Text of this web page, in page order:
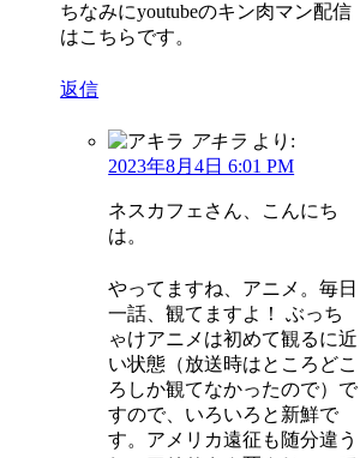
ちなみにyoutubeのキン肉マン配信
はこちらです。
返信
アキラ より:
2023年8月4日 6:01 PM
ネスカフェさん、こんにち
は。
やってますね、アニメ。毎日
一話、観てますよ！ ぶっち
ゃけアニメは初めて観るに近
い状態（放送時はところどこ
ろしか観てなかったので）で
すので、いろいろと新鮮で
す。アメリカ遠征も随分違う